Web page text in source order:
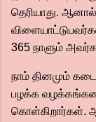
தெரியாது.
365 நாளும்
நாம் தினமும்
பழக்க
கொள்கிறார்கள்.